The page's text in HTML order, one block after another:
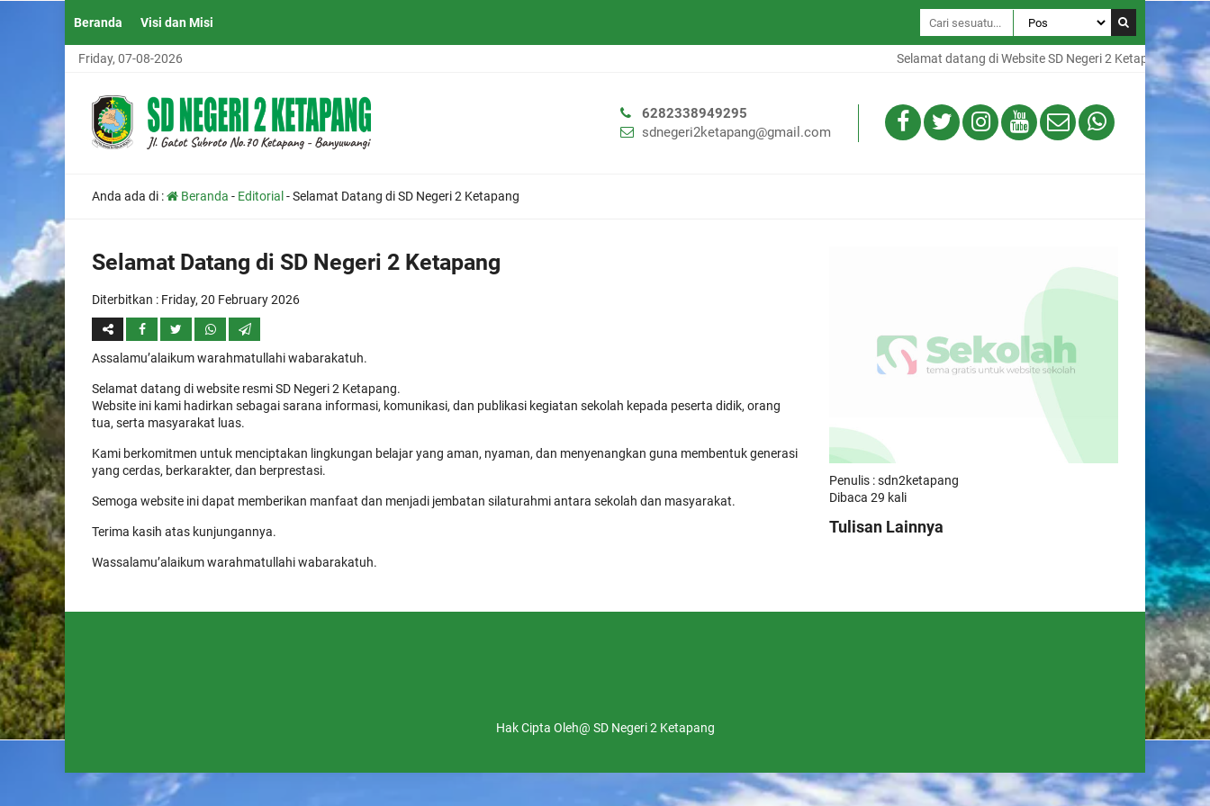
Beranda Visi dan Misi
Friday, 07-08-2026 Selamat datang di Website SD Negeri 2 Ketapang,
6282338949295
sdnegeri2ketapang@gmail.com
Anda ada di : Beranda - Editorial -Selamat Datang di SD Negeri 2 Ketapang
Selamat Datang di SD Negeri 2 Ketapang
Diterbitkan : Friday, 20 February 2026
Assalamu’alaikum warahmatullahi wabarakatuh.
Selamat datang di website resmi SD Negeri 2 Ketapang.
Website ini kami hadirkan sebagai sarana informasi, komunikasi, dan publikasi kegiatan sekolah kepada peserta didik, orang
tua, serta masyarakat luas.
Kami berkomitmen untuk menciptakan lingkungan belajar yang aman, nyaman, dan menyenangkan guna membentuk generasi
yang cerdas, berkarakter, dan berprestasi.
Semoga website ini dapat memberikan manfaat dan menjadi jembatan silaturahmi antara sekolah dan masyarakat.
Terima kasih atas kunjungannya.
Wassalamu’alaikum warahmatullahi wabarakatuh.
Penulis : sdn2ketapang
Dibaca 29 kali
Tulisan Lainnya
Hak Cipta Oleh@ SD Negeri 2 Ketapang